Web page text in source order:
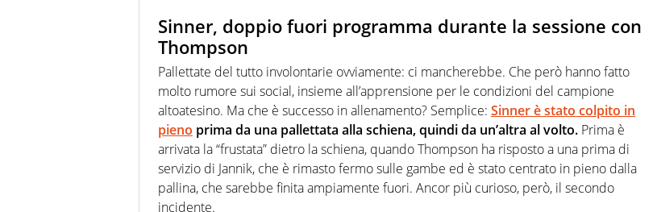
Sinner, doppio fuori programma durante la sessione con
Thompson
Pallettate del tutto involontarie ovviamente: ci mancherebbe. Che però hanno fatto
molto rumore sui social, insieme all’apprensione per le condizioni del campione
altoatesino. Ma che è successo in allenamento? Semplice: Sinner è stato colpito in
pieno prima da una pallettata alla schiena, quindi da un’altra al volto. Prima è
arrivata la “frustata” dietro la schiena, quando Thompson ha risposto a una prima di
servizio di Jannik, che è rimasto fermo sulle gambe ed è stato centrato in pieno dalla
pallina, che sarebbe finita ampiamente fuori. Ancor più curioso, però, il secondo
incidente.